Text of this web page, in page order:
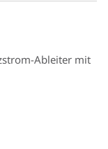
Ableiter mit